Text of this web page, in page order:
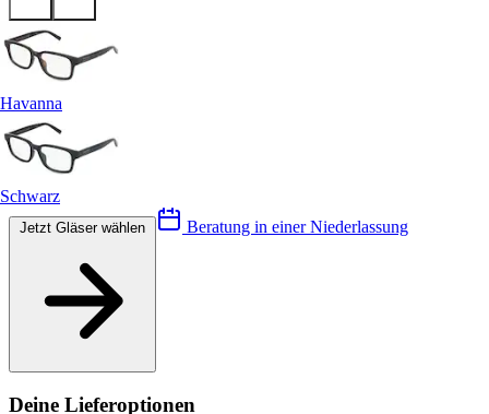
Havanna
Schwarz
Beratung in einer Niederlassung
Deine Lieferoptionen